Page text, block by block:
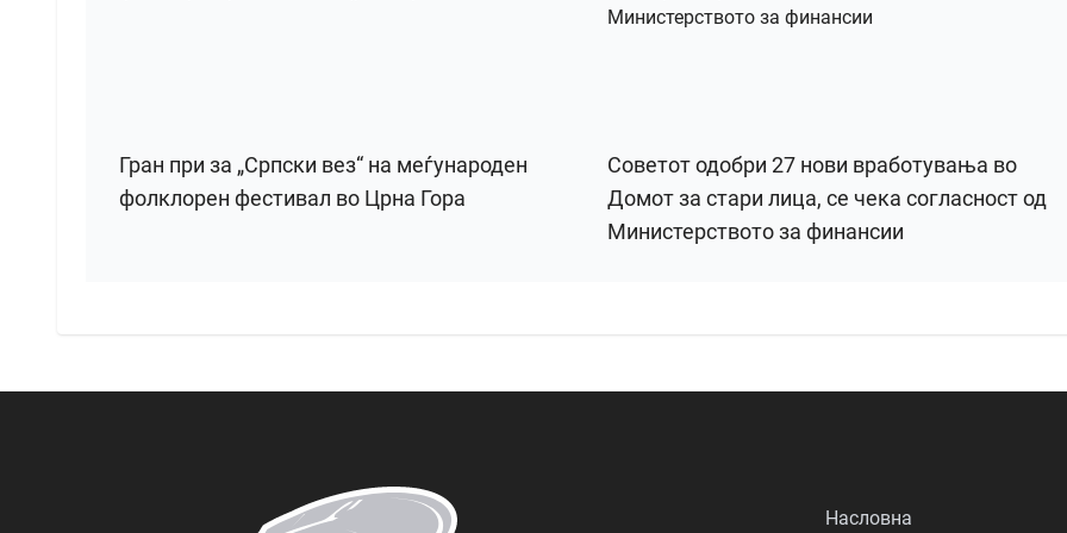
Гран при за „Српски вез“ на меѓународен
фолклорен фестивал во Црна Гора
Советот одобри 27 нови вработувања во
Домот за стари лица, се чека согласност од
Министерството за финансии
Насловна